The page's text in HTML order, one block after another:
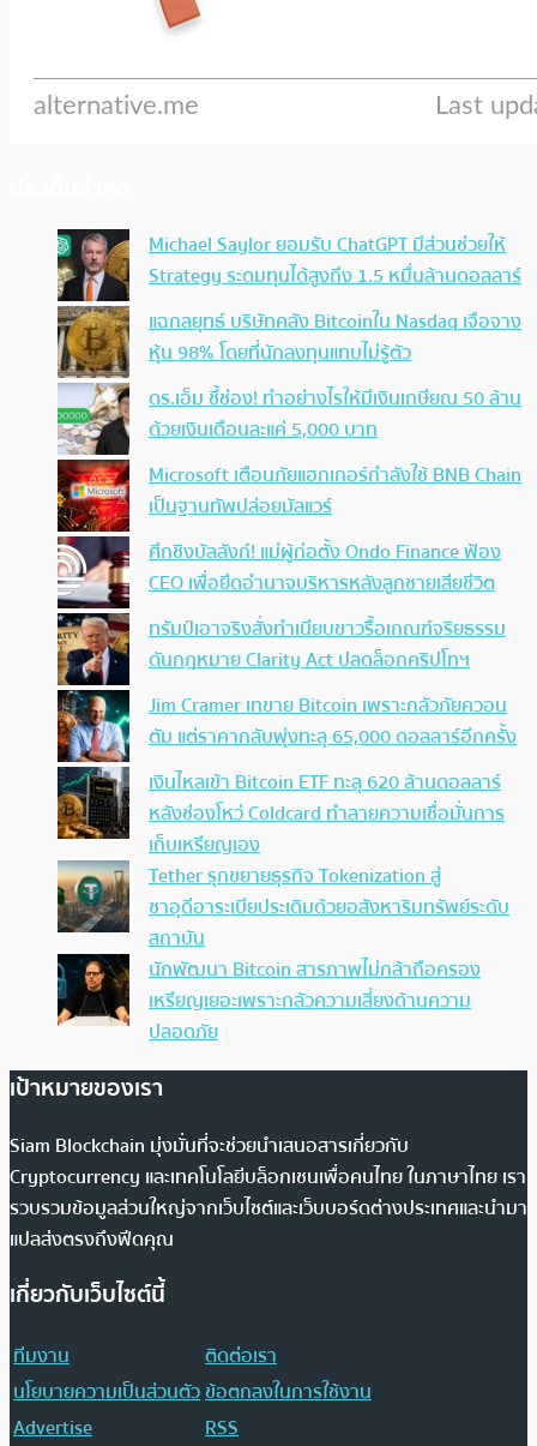
Michael Saylor ยอมรับ ChatGPT มีส่วนช่วยให้
Strategy ระดมทุนได้สูงถึง 1.5 หมื่นล้านดอลลาร์
แฉกลยุทธ์ บริษัทคลัง Bitcoinใน Nasdaq เจือจาง
หุ้น 98% โดยที่นักลงทุนแทบไม่รู้ตัว
ดร.เอ็ม ชี้ช่อง! ทำอย่างไรให้มีเงินเกษียณ 50 ล้าน
ด้วยเงินเดือนละแค่ 5,000 บาท
Microsoft เตือนภัยแฮกเกอร์กำลังใช้ BNB Chain
เป็นฐานทัพปล่อยมัลแวร์
ศึกชิงบัลลังก์! แม่ผู้ก่อตั้ง Ondo Finance ฟ้อง
CEO เพื่อยึดอำนาจบริหารหลังลูกชายเสียชีวิต
ทรัมป์เอาจริง สั่งทำเนียบขาวรื้อเกณฑ์จริยธรรม
ดันกฎหมาย Clarity Act ปลดล็อกคริปโทฯ
Jim Cramer เทขาย Bitcoin เพราะกลัวภัยควอน
ตัม แต่ราคากลับพุ่งทะลุ 65,000 ดอลลาร์อีกครั้ง
เงินไหลเข้า Bitcoin ETF ทะลุ 620 ล้านดอลลาร์
หลังช่องโหว่ Coldcard ทำลายความเชื่อมั่นการ
เก็บเหรียญเอง
Tether รุกขยายธุรกิจ Tokenization สู่
ซาอุดีอาระเบียประเดิมด้วยอสังหาริมทรัพย์ระดับ
สถาบัน
นักพัฒนา Bitcoin สารภาพไม่กล้าถือครอง
เหรียญเยอะเพราะกลัวความเสี่ยงด้านความ
ปลอดภัย
เป้าหมายของเรา
Siam Blockchain มุ่งมั่นที่จะช่วยนำเสนอสารเกี่ยวกับ
Cryptocurrency และเทคโนโลยีบล็อกเชนเพื่อคนไทย ในภาษาไทย เรา
รวบรวมข้อมูลส่วนใหญ่จากเว็บไซต์และเว็บบอร์ดต่างประเทศและนำมา
แปลส่งตรงถึงฟีดคุณ
เกี่ยวกับเว็บไซต์นี้
ทีมงาน
ติดต่อเรา
นโยบายความเป็นส่วนตัวข้อตกลงในการใช้งาน
Advertise
RSS